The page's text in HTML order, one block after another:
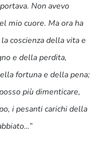
Non avevo
mio cuore. Ma ora ha
coscienza della vita e
e della perdita,
fortuna e della pena;
più dimenticare,
i pesanti carichi della